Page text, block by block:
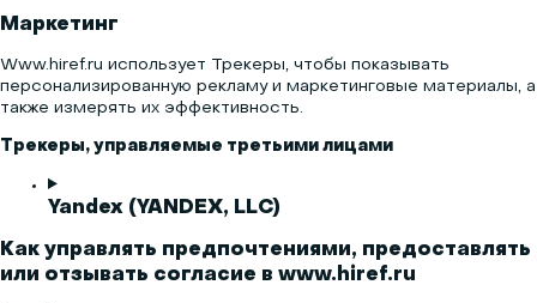
Маркетинг
Www.hiref.ru использует Трекеры, чтобы показывать
персонализированную рекламу и маркетинговые материалы, а
также измерять их эффективность.
Трекеры, управляемые третьими лицами
Yandex (YANDEX, LLC)
Как управлять предпочтениями, предоставлять
или отзывать согласие в www.hiref.ru